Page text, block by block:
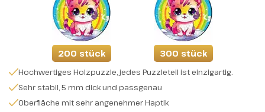
200 stück 300 stück
Hochwertiges Holzpuzzle, jedes Puzzleteil ist einzigartig.
Sehr stabil, 5 mm dick und passgenau
Oberfläche mit sehr angenehmer Haptik